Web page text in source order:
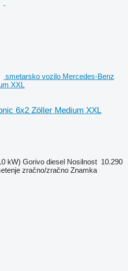
smetarsko vozilo Mercedes-Benz
XXL
6x2 Zöller Medium XXL
kW) Gorivo diesel Nosilnost 10.290
zračno/zračno Znamka